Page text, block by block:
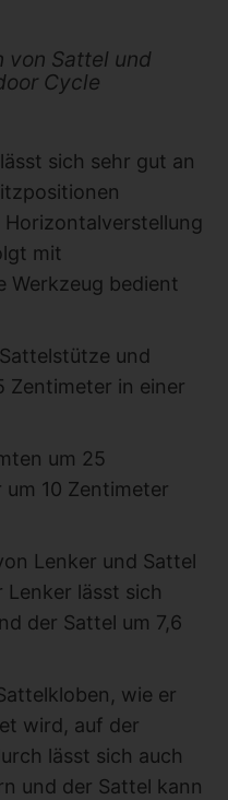
von Sattel und
Cycle
sich sehr gut an
mit
Werkzeug bedient
und
Zentimeter in einer
um 25
10 Zentimeter
Lenker und Sattel
lässt sich
der Sattel um 7,6
wie er
wird, auf der
lässt sich auch
und der Sattel kann